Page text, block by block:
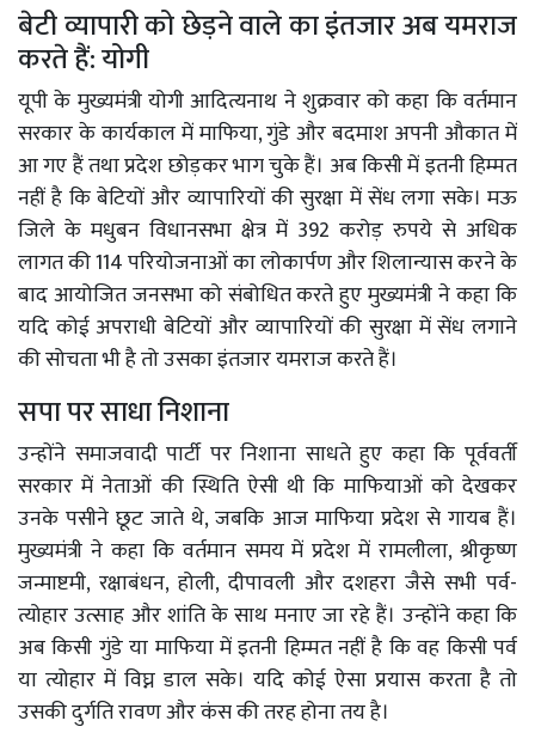
बेटी व्यापारी को छेड़ने वाले का इंतजार अब यमराज
करते हैं: योगी
यूपी के मुख्यमंत्री योगी आदित्यनाथ ने शुक्रवार को कहा कि वर्तमान
सरकार के कार्यकाल में माफिया, गुंडे और बदमाश अपनी औकात में
आ गए हैं तथा प्रदेश छोड़कर भाग चुके हैं। अब किसी में इतनी हिम्मत
नहीं है कि बेटियों और व्यापारियों की सुरक्षा में सेंध लगा सके। मऊ
जिले के मधुबन विधानसभा क्षेत्र में 392 करोड़ रुपये से अधिक
लागत की 114 परियोजनाओं का लोकार्पण और शिलान्यास करने के
बाद आयोजित जनसभा को संबोधित करते हुए मुख्यमंत्री ने कहा कि
यदि कोई अपराधी बेटियों और व्यापारियों की सुरक्षा में सेंध लगाने
की सोचता भी है तो उसका इंतजार यमराज करते हैं।
सपा पर साधा निशाना
उन्होंने समाजवादी पार्टी पर निशाना साधते हुए कहा कि पूर्ववर्ती
सरकार में नेताओं की स्थिति ऐसी थी कि माफियाओं को देखकर
उनके पसीने छूट जाते थे, जबकि आज माफिया प्रदेश से गायब हैं।
मुख्यमंत्री ने कहा कि वर्तमान समय में प्रदेश में रामलीला, श्रीकृष्ण
जन्माष्टमी, रक्षाबंधन, होली, दीपावली और दशहरा जैसे सभी पर्व-
त्योहार उत्साह और शांति के साथ मनाए जा रहे हैं। उन्होंने कहा कि
अब किसी गुंडे या माफिया में इतनी हिम्मत नहीं है कि वह किसी पर्व
या त्योहार में विघ्न डाल सके। यदि कोई ऐसा प्रयास करता है तो
उसकी दुर्गति रावण और कंस की तरह होना तय है।